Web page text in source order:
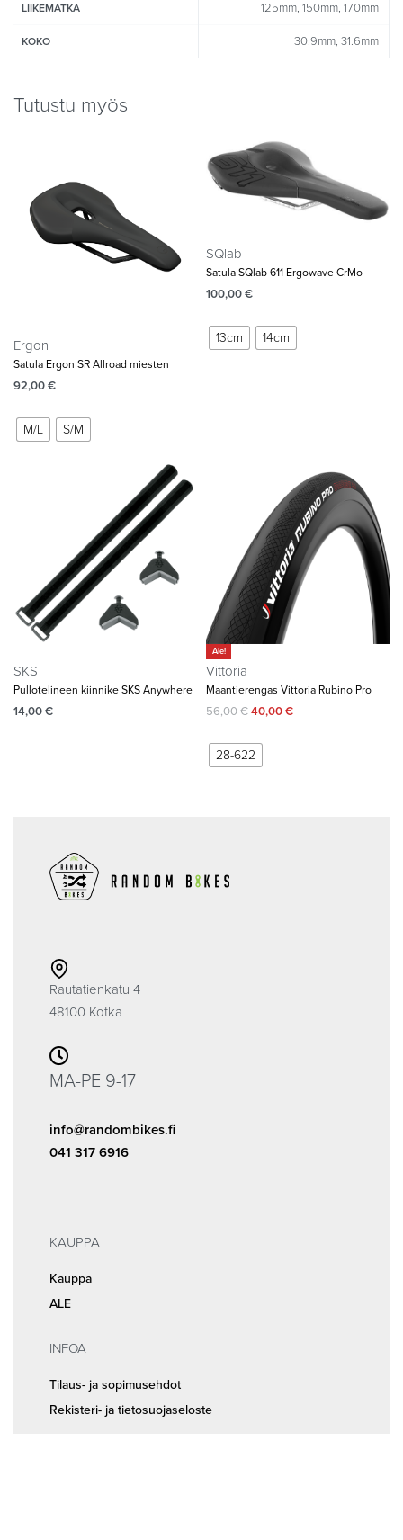
LIIKEMATKA 125mm, 150mm, 170mm
KOKO 30.9mm, 31.6mm
Tutustu myös
Ergon
Satula Ergon SR Allroad miesten
92,00€
M/L S/M
SQlab
Satula SQlab 611 Ergowave CrMo
100,00€
13cm 14cm
SKS
Pullotelineen kiinnike SKS Anywhere
14,00€
Ale!
Vittoria
Maantierengas Vittoria Rubino Pro
56,00€40,00€
28-622
Rautatienkatu 4
48100 Kotka
MA-PE 9-17
info@randombikes.fi
041 317 6916
KAUPPA
Kauppa
ALE
INFOA
Tilaus- ja sopimusehdot
Rekisteri- ja tietosuojaseloste